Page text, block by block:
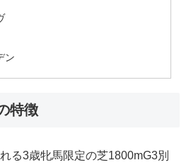
ン
特徴
る3歳牝馬限定の芝1800mG3別